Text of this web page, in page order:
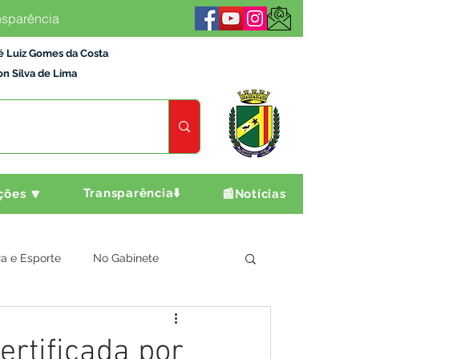
Luiz Gomes da Costa
Silva de Lima
🔽 Transparência⬇️ 📰Notícias
e Esporte No Gabinete
Agricultura e Produção